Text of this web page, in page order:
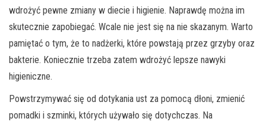
wdrożyć pewne zmiany w diecie i higienie. Naprawdę można im
skutecznie zapobiegać. Wcale nie jest się na nie skazanym. Warto
pamiętać o tym, że to nadżerki, które powstają przez grzyby oraz
bakterie. Koniecznie trzeba zatem wdrożyć lepsze nawyki
higieniczne.
Powstrzymywać się od dotykania ust za pomocą dłoni, zmienić
pomadki i szminki, których używało się dotychczas. Na